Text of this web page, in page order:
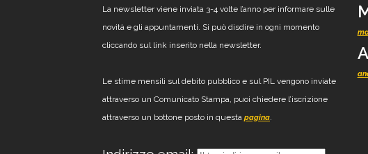
La newsletter viene inviata 3-4 volte l’anno per informare sulle
novità e gli appuntamenti. Si può disdire in ogni momento
cliccando sul link inserito nella newsletter.
Le stime mensili sul debito pubblico e sul PIL vengono inviate
attraverso un Comunicato Stampa, puoi chiedere l’iscrizione
attraverso un bottone posto in questa pagina